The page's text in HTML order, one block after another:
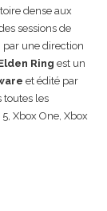
dense aux
sessions de
par une direction
Ring est un
et édité par
toutes les
Xbox One, Xbox